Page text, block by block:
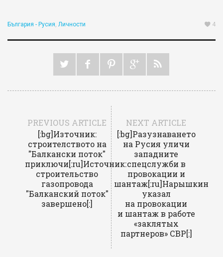
България - Русия, Личности 4
PREVIOUS ARTICLE
[:bg]Източник:
строителството на
"Балкански поток"
приключи[:ru]Источник:
строительство
газопровода
"Балканский поток"
завершено[:]
NEXT ARTICLE
[:bg]Разузнаването
на Русия уличи
западните
спецслужби в
провокации и
шантаж[:ru]Нарышкин
указал
на провокации
и шантаж в работе
«заклятых
партнеров» СВР[:]